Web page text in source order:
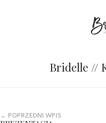
Bridelle //
← POPRZEDNI WPIS